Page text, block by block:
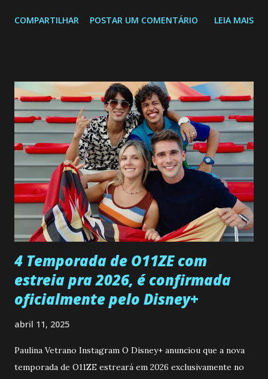
a Programação Semanal do SBT de 08/06/26 a 14/06/26
confessa a Gabriel que ele demonstrou ser o tipo de
pessoa que ela tanto desejou durante toda a vida. Camila
entra no quarto de Gabriel e imagina como seria o
encontro deles, quando conseguir seduzi-lo. Manuel avisa a
Paula sobre a suposta infidelidade de Gabriel com Joana.
Rogerio consegue se livrar de todas as suspeitas pelo
desaparecimento de Francisco, apontando que ele poderia
ter sido vítima da fúria de Gabriel. Artur informa a Gabriel
que a clínica inseminou por engano outra paciente, que está
...
COMPARTILHAR POSTAR UM COMENTÁRIO LEIA MAIS
4 Temporada de O11ZE com
estreia pra 2026, é confirmada
oficialmente pelo Disney+
abril 11, 2025
Paulina Vetrano Instagram O Disney+ anunciou que a nova
temporada de O11ZE estreará em 2026 exclusivamente no